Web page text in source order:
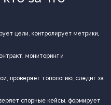
цели, контролирует метрики,
мониторинг и
проверяет топологию, следит за
спорные кейсы, формирует